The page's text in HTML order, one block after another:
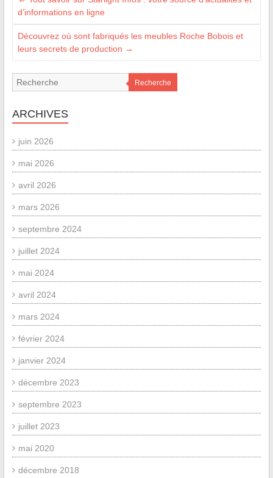
d’informations en ligne
Découvrez où sont fabriqués les meubles Roche Bobois et
leurs secrets de production →
Recherche
ARCHIVES
juin 2026
mai 2026
avril 2026
mars 2026
septembre 2024
juillet 2024
mai 2024
avril 2024
mars 2024
février 2024
janvier 2024
décembre 2023
septembre 2023
juillet 2023
mai 2020
décembre 2018